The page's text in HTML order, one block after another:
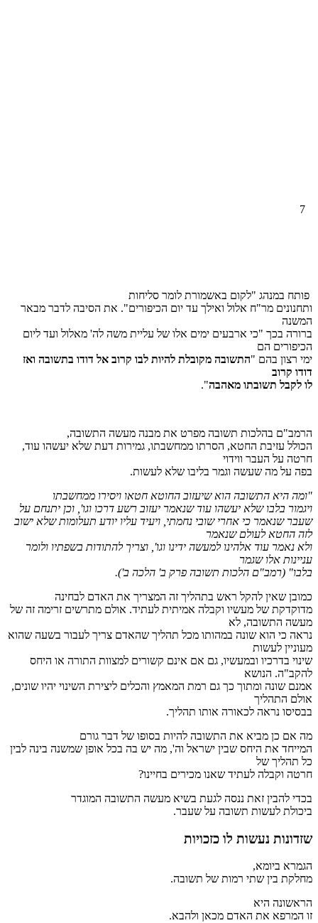
7
פותח במנהג "לקום באשמורת לומר סליחות
ותחנונים מר"ח אלול ואילך עד יום הכיפורים". את הסיבה לדבר מבאר
המשנה
ברורה בכך "כי ארבעים ימים אלו של עליית משה לה' מאלול ועד ליום
הכיפורים הם
ימי רצון בהם "התשובה מקובלת להיות לבו קרוב אל דודו בתשובה ואז
דודו קרוב
לו לקבל תשובתו מאהבה".
הרמב"ם בהלכות תשובה מפרט את מבנה מעשה התשובה,
הכולל עזיבת החטא, הסרתו ממחשבתו, גמירות דעת שלא יעשהו עוד,
חרטה על העבר ווידוי
בפה על מה שעשה וגמר בליבו שלא לעשות.
"ומה היא התשובה הוא שיעזוב החוטא חטאו ויסירו ממחשבתו
ויגמור בלבו שלא יעשהו עוד שנאמר יעזוב רשע דרכו וגו', וכן יתנחם על
שעבר שנאמר כי אחרי שובי נחמתי, ויעיד עליו יודע תעלומות שלא ישוב
לזה החטא לעולם שנאמר
ולא נאמר עוד אלהינו למעשה ידינו וגו', וצריך להתודות בשפתיו ולומר
עניינות אלו שגמר
בלבו" (רמב"ם הלכות תשובה פרק ב' הלכה ב').
כמובן שאין להקל ראש בתהליך זה המצריך את האדם לבחינה
מדוקדקת של מעשיו וקבלה אמיתית לעתיד. אולם מתרשים זרימה זה של
מעשה התשובה, לא
נראה כי הוא שונה במהותו מכל תהליך שהאדם צריך לעבור בשעה שהוא
מעוניין לעשות
שינוי בדרכיו ובמעשיו, גם אם אינם קשורים למצוות התורה או היחס
להקב"ה. הנושא
אמנם שונה ומתוך כך גם רמת המאמץ והכלים ליצירת השינוי יהיו שונים,
אולם התהליך
בבסיסו נראה לכאורה אותו תהליך.
מה אם כן מביא את התשובה להיות בסופו של דבר גורם
המייחד את היחס שבין ישראל וה', מה יש בה בכל אופן שמשנה בינה לבין
כל תהליך של
חרטה וקבלה לעתיד שאנו מכירים בחיינו?
בכדי להבין זאת ננסה לגעת בשיא מעשה התשובה המוגדר
ביכולת לעשות תשובה על שעבר.
שזדונות נעשות לו כזכויות
הגמרא ביומא,
מחלקת בין שתי רמות של תשובה.
הראשונה היא
זו המרפא את האדם מכאן ולהבא.